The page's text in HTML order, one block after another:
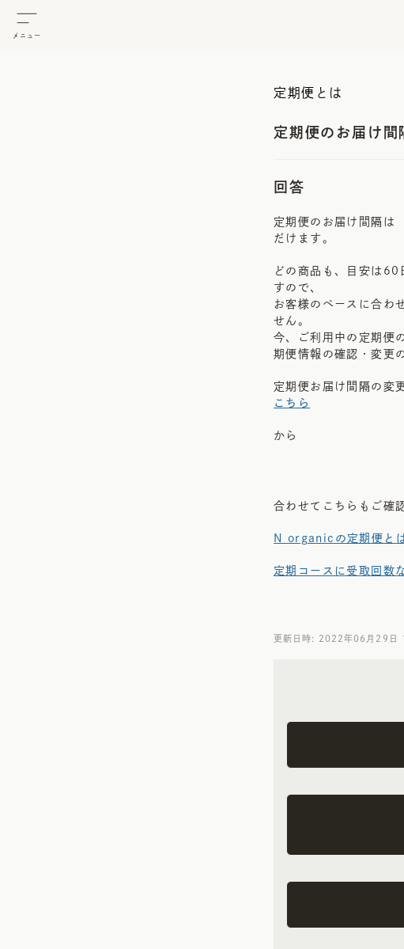
メニュー
定期便とは
定期便のお届け間
回答
定期便のお届け間隔
だけます。
どの商品も、目安は60
すので、
お客様のペースに合わ
せん。
今、ご利用中の定期便
期便情報の確認・変更
定期便お届け間隔の変
こちら
から
合わせてこちらもご確
N organicの定期便と
定期コースに受取回数
更新日時: 2022年06月29日